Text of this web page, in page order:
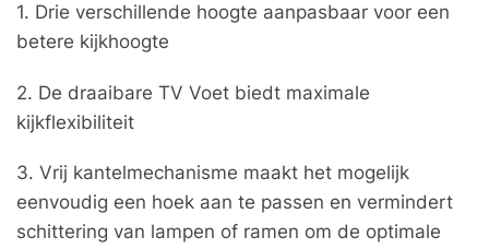
1. Drie verschillende hoogte aanpasbaar voor een
betere kijkhoogte
2. De draaibare TV Voet biedt maximale
kijkflexibiliteit
3. Vrij kantelmechanisme maakt het mogelijk
eenvoudig een hoek aan te passen en vermindert
schittering van lampen of ramen om de optimale